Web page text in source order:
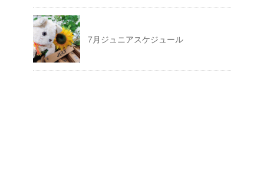
7月ジュニアスケジュール